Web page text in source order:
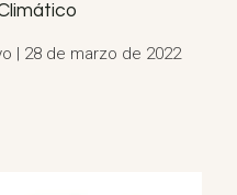
| 28 de marzo de 2022